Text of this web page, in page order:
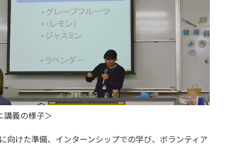
講義の様子＞
けた準備、インターンシップでの学び、ボランティア